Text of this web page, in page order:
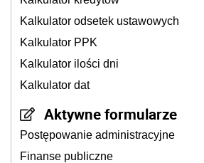
Kalkulator odsetek ustawowych
Kalkulator PPK
Kalkulator ilości dni
Kalkulator dat
Aktywne formularze
Postępowanie administracyjne
Finanse publiczne